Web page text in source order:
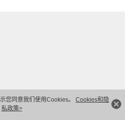
您同意我们使用Cookies。 Cookies和隐
私政策>